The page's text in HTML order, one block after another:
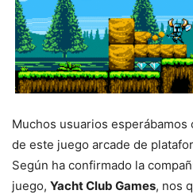
Muchos usuarios
de este juego arcade de
Según ha confirmado la
juego, Yacht Club Games, nos